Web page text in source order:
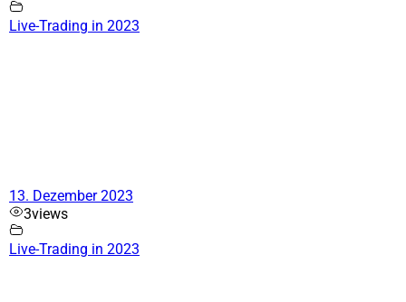
Live-Trading in 2023
13. Dezember 2023
3views
Live-Trading in 2023